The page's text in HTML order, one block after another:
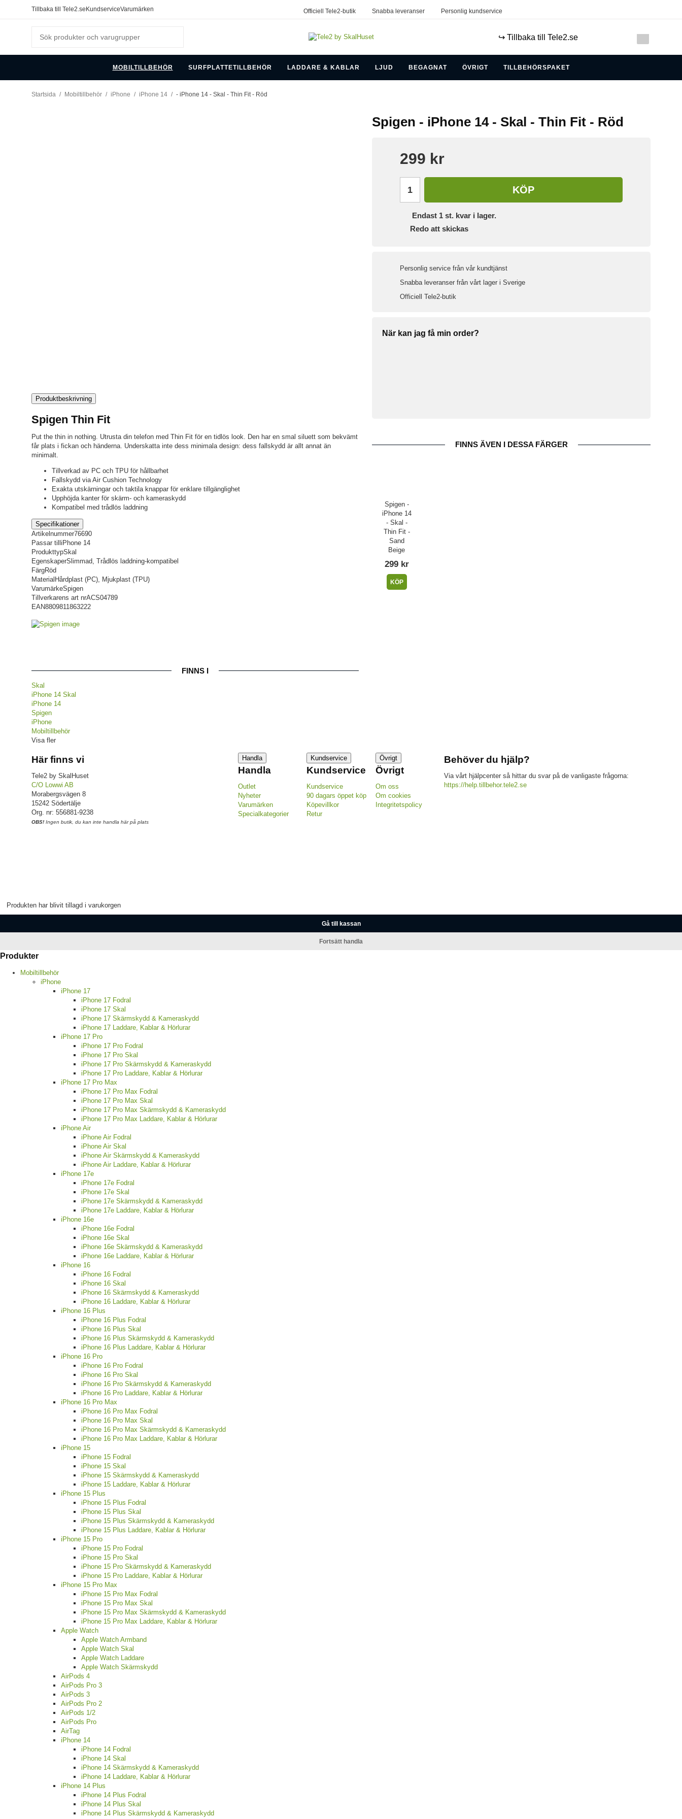
Tillbaka till Tele2.se KundserviceVarumärken Officiell Tele2-butik Snabba leveranser Personlig kundservice
↪️ Tillbaka till Tele2.se
MOBILTILLBEHÖR SURFPLATTETILLBEHÖR LADDARE & KABLAR LJUD BEGAGNAT ÖVRIGT TILLBEHÖRSPAKET
Startsida / Mobiltillbehör / iPhone / iPhone 14 / - iPhone 14 - Skal - Thin Fit - Röd
Spigen - iPhone 14 - Skal - Thin Fit - Röd
299 kr
KÖP
Endast 1st. kvar i lager.
Redo att skickas
Personlig service från vår kundtjänst
Snabba leveranser från vårt lager i Sverige
Officiell Tele2-butik
När kan jag få min order?
FINNS ÄVEN I DESSA FÄRGER
Spigen -
iPhone 14
- Skal -
Thin Fit -
Sand
Beige
299 kr
KÖP
Produktbeskrivning
Spigen Thin Fit
Put the thin in nothing. Utrusta din telefon med Thin Fit för en tidlös look. Den har en smal siluett som bekvämt
får plats i fickan och händerna. Underskatta inte dess minimala design: dess fallskydd är allt annat än
minimalt.
Tillverkad av PC och TPU för hållbarhet
Fallskydd via Air Cushion Technology
Exakta utskärningar och taktila knappar för enklare tillgänglighet
Upphöjda kanter för skärm- och kameraskydd
Kompatibel med trådlös laddning
Specifikationer
Artikelnummer76690
Passar till iPhone 14
ProdukttypSkal
EgenskaperSlimmad, Trådlös laddning-kompatibel
FärgRöd
Material Hårdplast (PC), Mjukplast (TPU)
VarumärkeSpigen
Tillverkarens art nrACS04789
EAN8809811863222
FINNS I
Skal
iPhone 14 Skal
iPhone 14
Spigen
iPhone
Mobiltillbehör
Visa fler
Här finns vi
Tele2 by SkalHuset
C/O Lowwi AB
Morabergsvägen 8
15242 Södertälje
Org. nr: 556881-9238
OBS! Ingen butik, du kan inte handla här på plats
Handla
Handla
Outlet
Nyheter
Varumärken
Specialkategorier
Kundservice
Kundservice
Kundservice
90 dagars öppet köp
Köpevillkor
Retur
Övrigt
Övrigt
Om oss
Om cookies
Integritetspolicy
Behöver du hjälp?
Via vårt hjälpcenter så hittar du svar på de vanligaste frågorna:
https://help.tillbehor.tele2.se
Produkten har blivit tillagd i varukorgen
Gå till kassan
Fortsätt handla
Produkter
Mobiltillbehör
iPhone
iPhone 17
iPhone 17 Fodral
iPhone 17 Skal
iPhone 17 Skärmskydd & Kameraskydd
iPhone 17 Laddare, Kablar & Hörlurar
iPhone 17 Pro
iPhone 17 Pro Fodral
iPhone 17 Pro Skal
iPhone 17 Pro Skärmskydd & Kameraskydd
iPhone 17 Pro Laddare, Kablar & Hörlurar
iPhone 17 Pro Max
iPhone 17 Pro Max Fodral
iPhone 17 Pro Max Skal
iPhone 17 Pro Max Skärmskydd & Kameraskydd
iPhone 17 Pro Max Laddare, Kablar & Hörlurar
iPhone Air
iPhone Air Fodral
iPhone Air Skal
iPhone Air Skärmskydd & Kameraskydd
iPhone Air Laddare, Kablar & Hörlurar
iPhone 17e
iPhone 17e Fodral
iPhone 17e Skal
iPhone 17e Skärmskydd & Kameraskydd
iPhone 17e Laddare, Kablar & Hörlurar
iPhone 16e
iPhone 16e Fodral
iPhone 16e Skal
iPhone 16e Skärmskydd & Kameraskydd
iPhone 16e Laddare, Kablar & Hörlurar
iPhone 16
iPhone 16 Fodral
iPhone 16 Skal
iPhone 16 Skärmskydd & Kameraskydd
iPhone 16 Laddare, Kablar & Hörlurar
iPhone 16 Plus
iPhone 16 Plus Fodral
iPhone 16 Plus Skal
iPhone 16 Plus Skärmskydd & Kameraskydd
iPhone 16 Plus Laddare, Kablar & Hörlurar
iPhone 16 Pro
iPhone 16 Pro Fodral
iPhone 16 Pro Skal
iPhone 16 Pro Skärmskydd & Kameraskydd
iPhone 16 Pro Laddare, Kablar & Hörlurar
iPhone 16 Pro Max
iPhone 16 Pro Max Fodral
iPhone 16 Pro Max Skal
iPhone 16 Pro Max Skärmskydd & Kameraskydd
iPhone 16 Pro Max Laddare, Kablar & Hörlurar
iPhone 15
iPhone 15 Fodral
iPhone 15 Skal
iPhone 15 Skärmskydd & Kameraskydd
iPhone 15 Laddare, Kablar & Hörlurar
iPhone 15 Plus
iPhone 15 Plus Fodral
iPhone 15 Plus Skal
iPhone 15 Plus Skärmskydd & Kameraskydd
iPhone 15 Plus Laddare, Kablar & Hörlurar
iPhone 15 Pro
iPhone 15 Pro Fodral
iPhone 15 Pro Skal
iPhone 15 Pro Skärmskydd & Kameraskydd
iPhone 15 Pro Laddare, Kablar & Hörlurar
iPhone 15 Pro Max
iPhone 15 Pro Max Fodral
iPhone 15 Pro Max Skal
iPhone 15 Pro Max Skärmskydd & Kameraskydd
iPhone 15 Pro Max Laddare, Kablar & Hörlurar
Apple Watch
Apple Watch Armband
Apple Watch Skal
Apple Watch Laddare
Apple Watch Skärmskydd
AirPods 4
AirPods Pro 3
AirPods 3
AirPods Pro 2
AirPods 1/2
AirPods Pro
AirTag
iPhone 14
iPhone 14 Fodral
iPhone 14 Skal
iPhone 14 Skärmskydd & Kameraskydd
iPhone 14 Laddare, Kablar & Hörlurar
iPhone 14 Plus
iPhone 14 Plus Fodral
iPhone 14 Plus Skal
iPhone 14 Plus Skärmskydd & Kameraskydd